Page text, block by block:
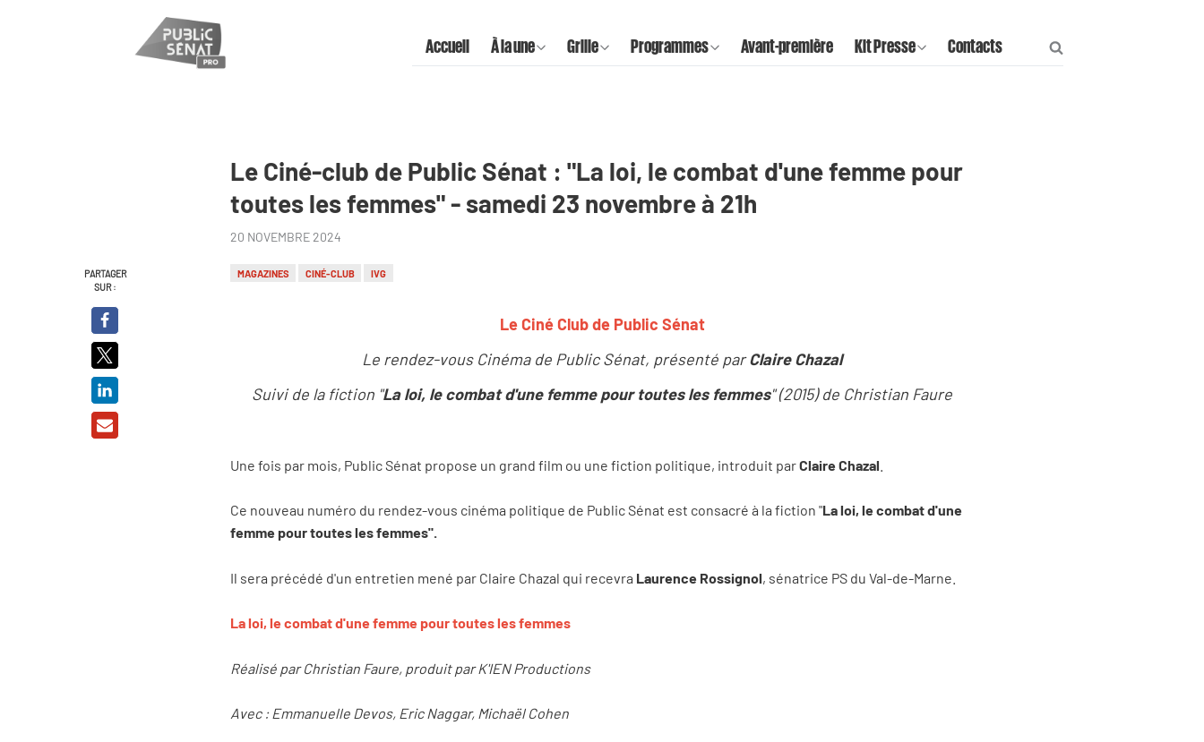
Accueil À la une Grille Programmes Avant-première Kit Presse Contacts
Le Ciné-club de Public Sénat : "La loi, le combat d'une femme pour
toutes les femmes" - samedi 23 novembre à 21h
20 NOVEMBRE 2024
MAGAZINES CINÉ-CLUB IVG
Le Ciné Club de Public Sénat
Le rendez-vous Cinéma de Public Sénat, présenté parClaire Chazal
Suivi de la fiction "La loi, le combat d'une femme pour toutes les femmes" (2015) de Christian Faure
PARTAGER
SUR :
Une fois par mois, Public Sénat propose un grand film ou une fiction politique, introduit parClaire Chazal
Ce nouveau numéro du rendez-vous cinéma politique de Public Sénat est consacré à la fiction "La loi, le combat d'une
femme pour toutes les femmes".
Il sera précédé d'un entretien mené par Claire Chazal qui recevra Laurence Rossignol, sénatrice PS du Val-de-Marne.
La loi, le combat d'une femme pour toutes les femmes
Réalisé par Christian Faure, produit par K'IEN Productions
Avec : Emmanuelle Devos, Eric Naggar, Michaël Cohen